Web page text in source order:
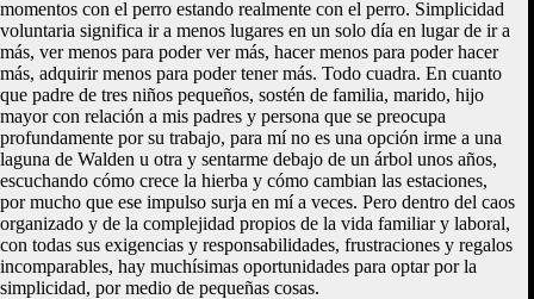
momentos con el perro estando realmente con el perro. Simplicidad
voluntaria significa ir a menos lugares en un solo día en lugar de ir a
más, ver menos para poder ver más, hacer menos para poder hacer
más, adquirir menos para poder tener más. Todo cuadra. En cuanto
que padre de tres niños pequeños, sostén de familia, marido, hijo
mayor con relación a mis padres y persona que se preocupa
profundamente por su trabajo, para mí no es una opción irme a una
laguna de Walden u otra y sentarme debajo de un árbol unos años,
escuchando cómo crece la hierba y cómo cambian las estaciones,
por mucho que ese impulso surja en mí a veces. Pero dentro del caos
organizado y de la complejidad propios de la vida familiar y laboral,
con todas sus exigencias y responsabilidades, frustraciones y regalos
incomparables, hay muchísimas oportunidades para optar por la
simplicidad, por medio de pequeñas cosas.